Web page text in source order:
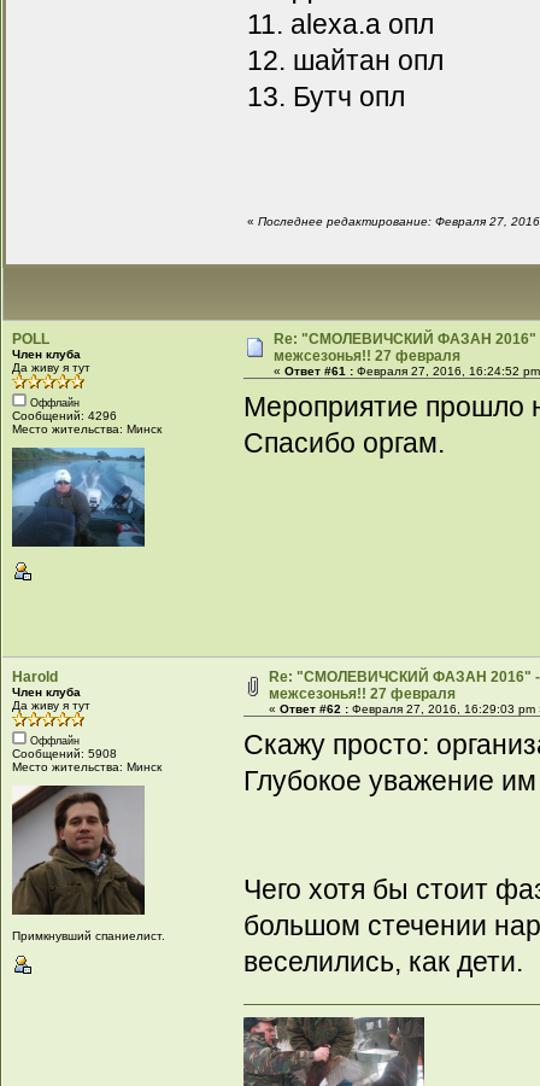
11. alexa.a опл
12. шайтан опл
13. Бутч опл
«Последнее редактирование: Февраля 27,
POLL
Член клуба
Да живу я тут
Оффлайн
Сообщений: 4296
Место жительства: Минск
Re: "СМОЛЕВИЧСКИЙ ФАЗАН 2016"
межсезонья!! 27 февраля
«Ответ #61 : Февраля 27, 2016, 16:24:52
Мероприятие прошло
Спасибо оргам.
Harold
Член клуба
Да живу я тут
Оффлайн
Сообщений: 5908
Место жительства: Минск
Примкнувший спаниелист.
Re: "СМОЛЕВИЧСКИЙ ФАЗАН 2016" -
межсезонья!! 27 февраля
«Ответ #62 : Февраля 27, 2016, 16:29:03 pm
Скажу просто:
Глубокое уважение
Чего хотя бы стоит
большом стечении
веселились, как дети.